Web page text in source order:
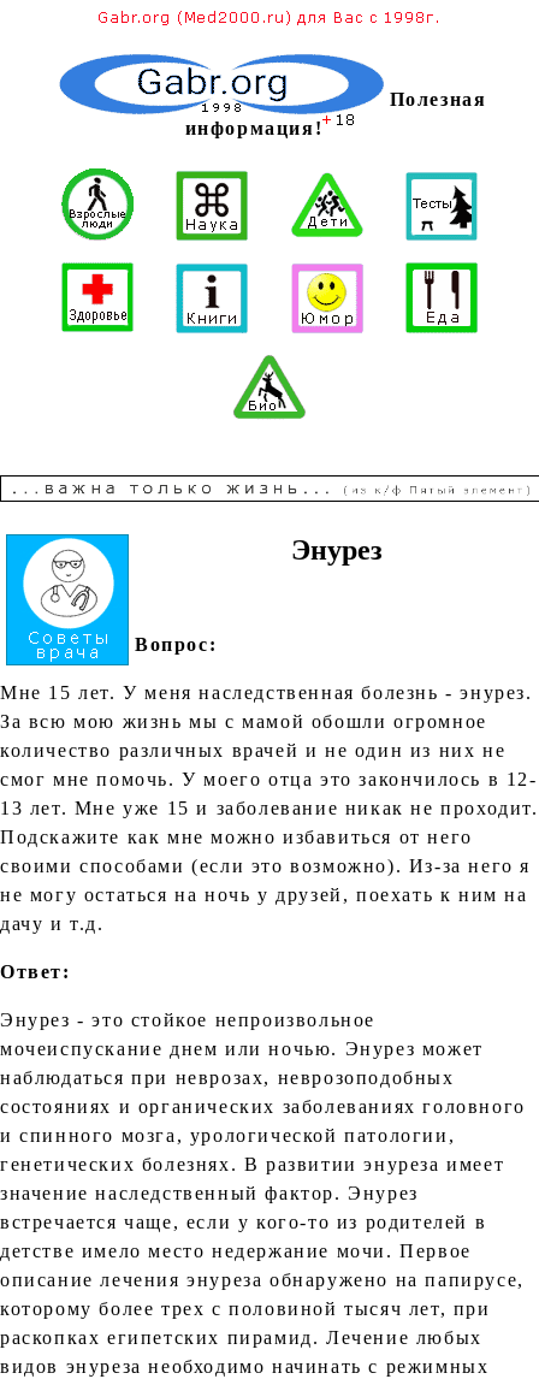
Полезная
информация!
Энурез
Вопрос:
Мне 15 лет. У меня наследственная болезнь - энурез.
За всю мою жизнь мы с мамой обошли огромное
количество различных врачей и не один из них не
смог мне помочь. У моего отца это закончилось в 12-
13 лет. Мне уже 15 и заболевание никак не проходит.
Подскажите как мне можно избавиться от него
своими способами (если это возможно). Из-за него я
не могу остаться на ночь у друзей, поехать к ним на
дачу и т.д.
Ответ:
Энурез - это стойкое непроизвольное
мочеиспускание днем или ночью. Энурез может
наблюдаться при неврозах, неврозоподобных
состояниях и органических заболеваниях головного
и спинного мозга, урологической патологии,
генетических болезнях. В развитии энуреза имеет
значение наследственный фактор. Энурез
встречается чаще, если у кого-то из родителей в
детстве имело место недержание мочи. Первое
описание лечения энуреза обнаружено на папирусе,
которому более трех с половиной тысяч лет, при
раскопках египетских пирамид. Лечение любых
видов энуреза необходимо начинать с режимных